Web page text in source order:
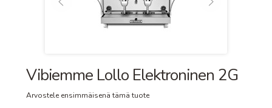
Vibiemme Lollo Elektroninen 2G
Arvostele ensimmäisenä tämä tuote